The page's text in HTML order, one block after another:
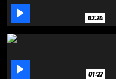
seconds
 02:24
 01:27